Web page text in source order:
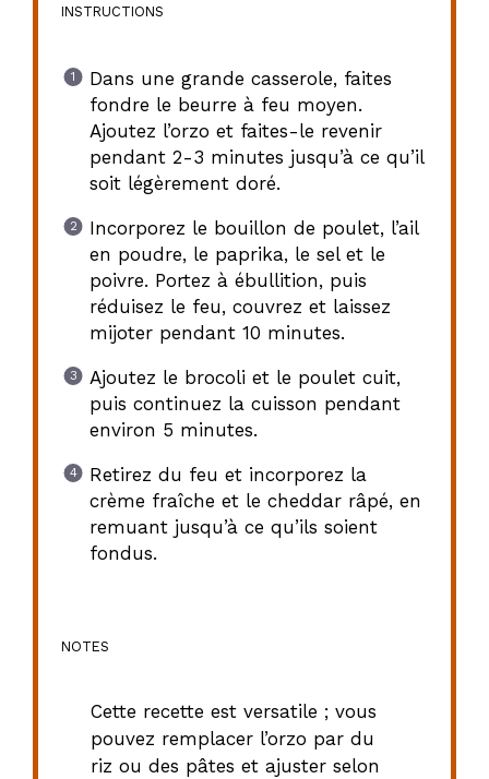
INSTRUCTIONS
Dans une grande casserole, faites
fondre le beurre à feu moyen.
Ajoutez l’orzo et faites-le revenir
pendant 2-3 minutes jusqu’à ce qu’il
soit légèrement doré.
Incorporez le bouillon de poulet, l’ail
en poudre, le paprika, le sel et le
poivre. Portez à ébullition, puis
réduisez le feu, couvrez et laissez
mijoter pendant 10 minutes.
Ajoutez le brocoli et le poulet cuit,
puis continuez la cuisson pendant
environ 5 minutes.
Retirez du feu et incorporez la
crème fraîche et le cheddar râpé, en
remuant jusqu’à ce qu’ils soient
fondus.
NOTES
Cette recette est versatile ; vous
pouvez remplacer l’orzo par du
riz ou des pâtes et ajuster selon